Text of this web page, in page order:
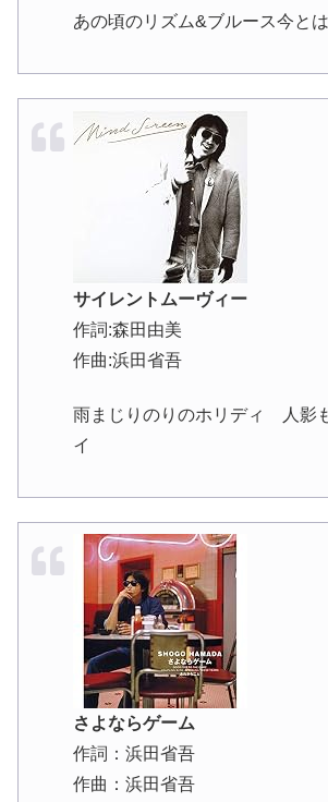
あの頃のリズム&ブルース今と
サイレントムーヴィー
作詞:森田由美
作曲:浜田省吾
雨まじりのりのホリディ 人影
イ
さよならゲーム
作詞：浜田省吾
作曲：浜田省吾